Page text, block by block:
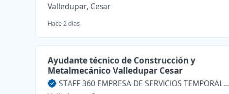
Valledupar, Cesar
Hace 2 días
Ayudante técnico de Construcción y
Metalmecánico Valledupar Cesar
STAFF 360 EMPRESA DE SERVICIOS TEMPORALES S.A.S